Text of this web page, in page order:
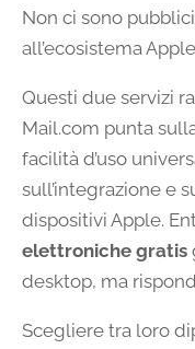
Non ci sono
all’ecosistema
Questi due servizi
Mail.com punta
facilità d’uso
sull’integrazione e
dispositivi Apple.
elettroniche gratis
desktop, ma
Scegliere tra loro